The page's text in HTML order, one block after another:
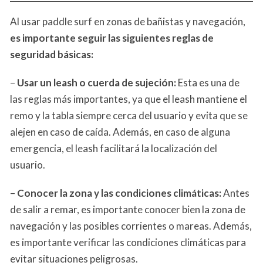
Al usar paddle surf en zonas de bañistas y navegación,
es importante seguir las siguientes reglas de
seguridad básicas:
– Usar un leash o cuerda de sujeción:Esta es una de
las reglas más importantes, ya que el leash mantiene el
remo y la tabla siempre cerca del usuario y evita que se
alejen en caso de caída. Además, en caso de alguna
emergencia, el leash facilitará la localización del
usuario.
– Conocer la zona y las condiciones climáticas:Antes
de salir a remar, es importante conocer bien la zona de
navegación y las posibles corrientes o mareas. Además,
es importante verificar las condiciones climáticas para
evitar situaciones peligrosas.